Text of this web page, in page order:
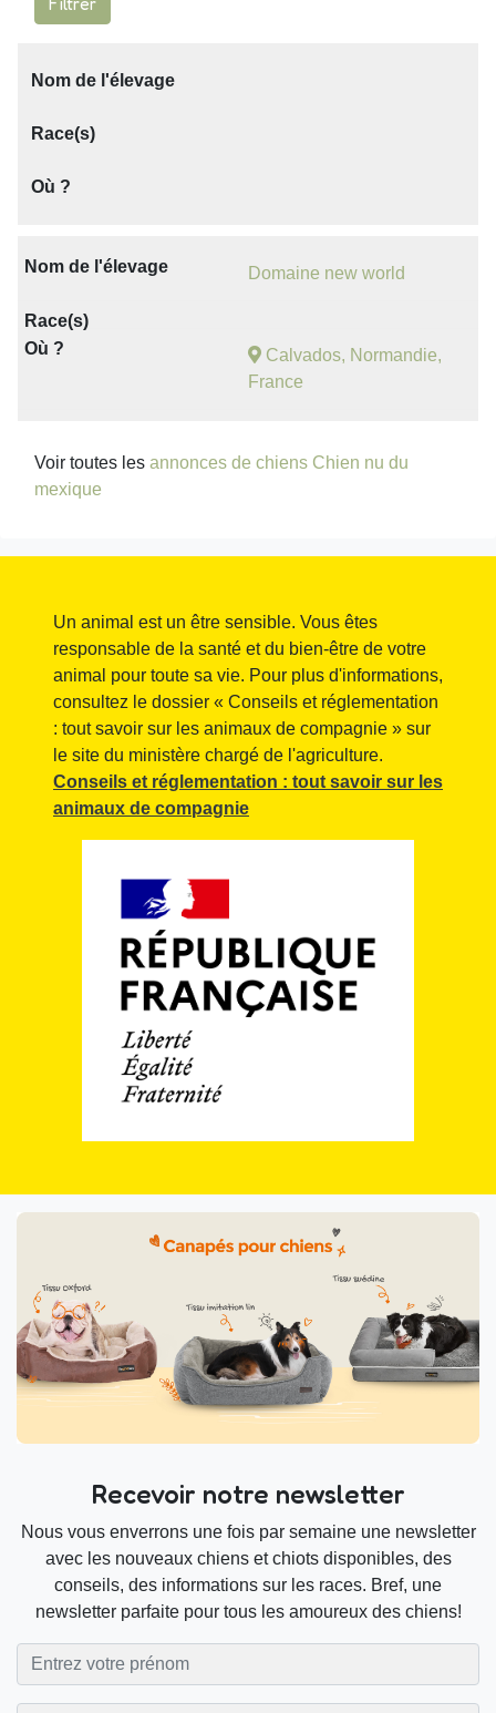
Nom de l'élevage
Race(s)
Où ?
Domaine new world
Calvados, Normandie,
France
Voir toutes les annonces de chiens Chien nu du
mexique
Un animal est un être sensible. Vous êtes
responsable de la santé et du bien-être de votre
animal pour toute sa vie. Pour plus d'informations,
consultez le dossier « Conseils et réglementation
: tout savoir sur les animaux de compagnie » sur
le site du ministère chargé de l'agriculture.
Conseils et réglementation : tout savoir sur les
animaux de compagnie
Recevoir notre newsletter
Nous vous enverrons une fois par semaine une newsletter
avec les nouveaux chiens et chiots disponibles, des
conseils, des informations sur les races. Bref, une
newsletter parfaite pour tous les amoureux des chiens!